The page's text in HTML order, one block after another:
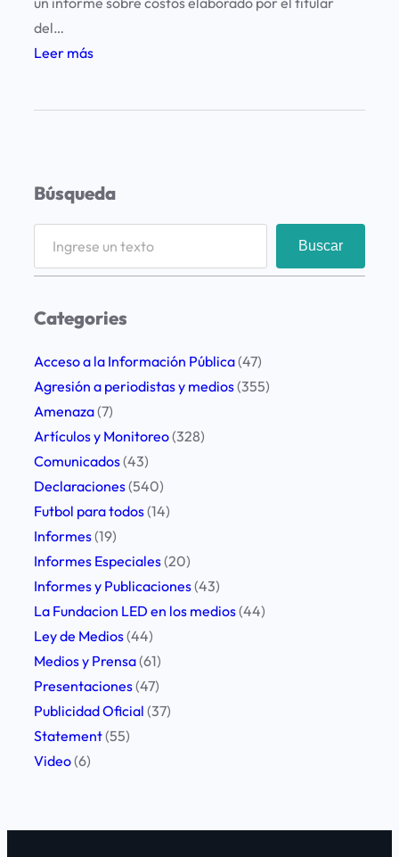
del…
Leer más:
s
o
b
r
l
o
g
s
d
t
o
a
Búsqueda
r
h
Buscar
Categories
Acceso a la Información Pública(47)
Agresión a periodistas y medios(355)
Amenaza(7)
Artículos y Monitoreo(328)
Comunicados(43)
Declaraciones(540)
Futbol para todos(14)
Informes(19)
Informes Especiales(20)
Informes y Publicaciones(43)
La Fundacion LED en los medios(44)
Ley de Medios(44)
Medios y Prensa(61)
Presentaciones(47)
Publicidad Oficial (37)
Statement(55)
Video(6)